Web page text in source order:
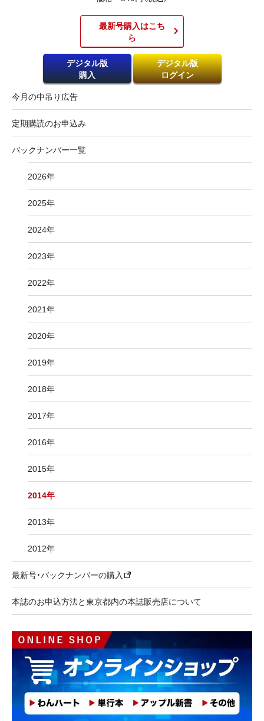
最新号購入はこち
ら​
デジタル版
購入
デジタル版
ログイン
今月の中吊り広告
定期購読のお申込み
バックナンバー一覧
2026年
2025年
2024年
2023年
2022年
2021年
2020年
2019年
2018年
2017年
2016年
2015年
2014年
2013年
2012年
最新号・バックナンバーの購入
本誌のお申込方法と東京都内の本誌販売店について